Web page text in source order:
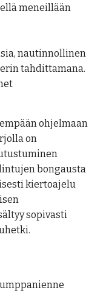
meneillään
nautinnollinen
tahdittamana.
ohjelmaan
on
bongausta
kiertoajelu
sopivasti